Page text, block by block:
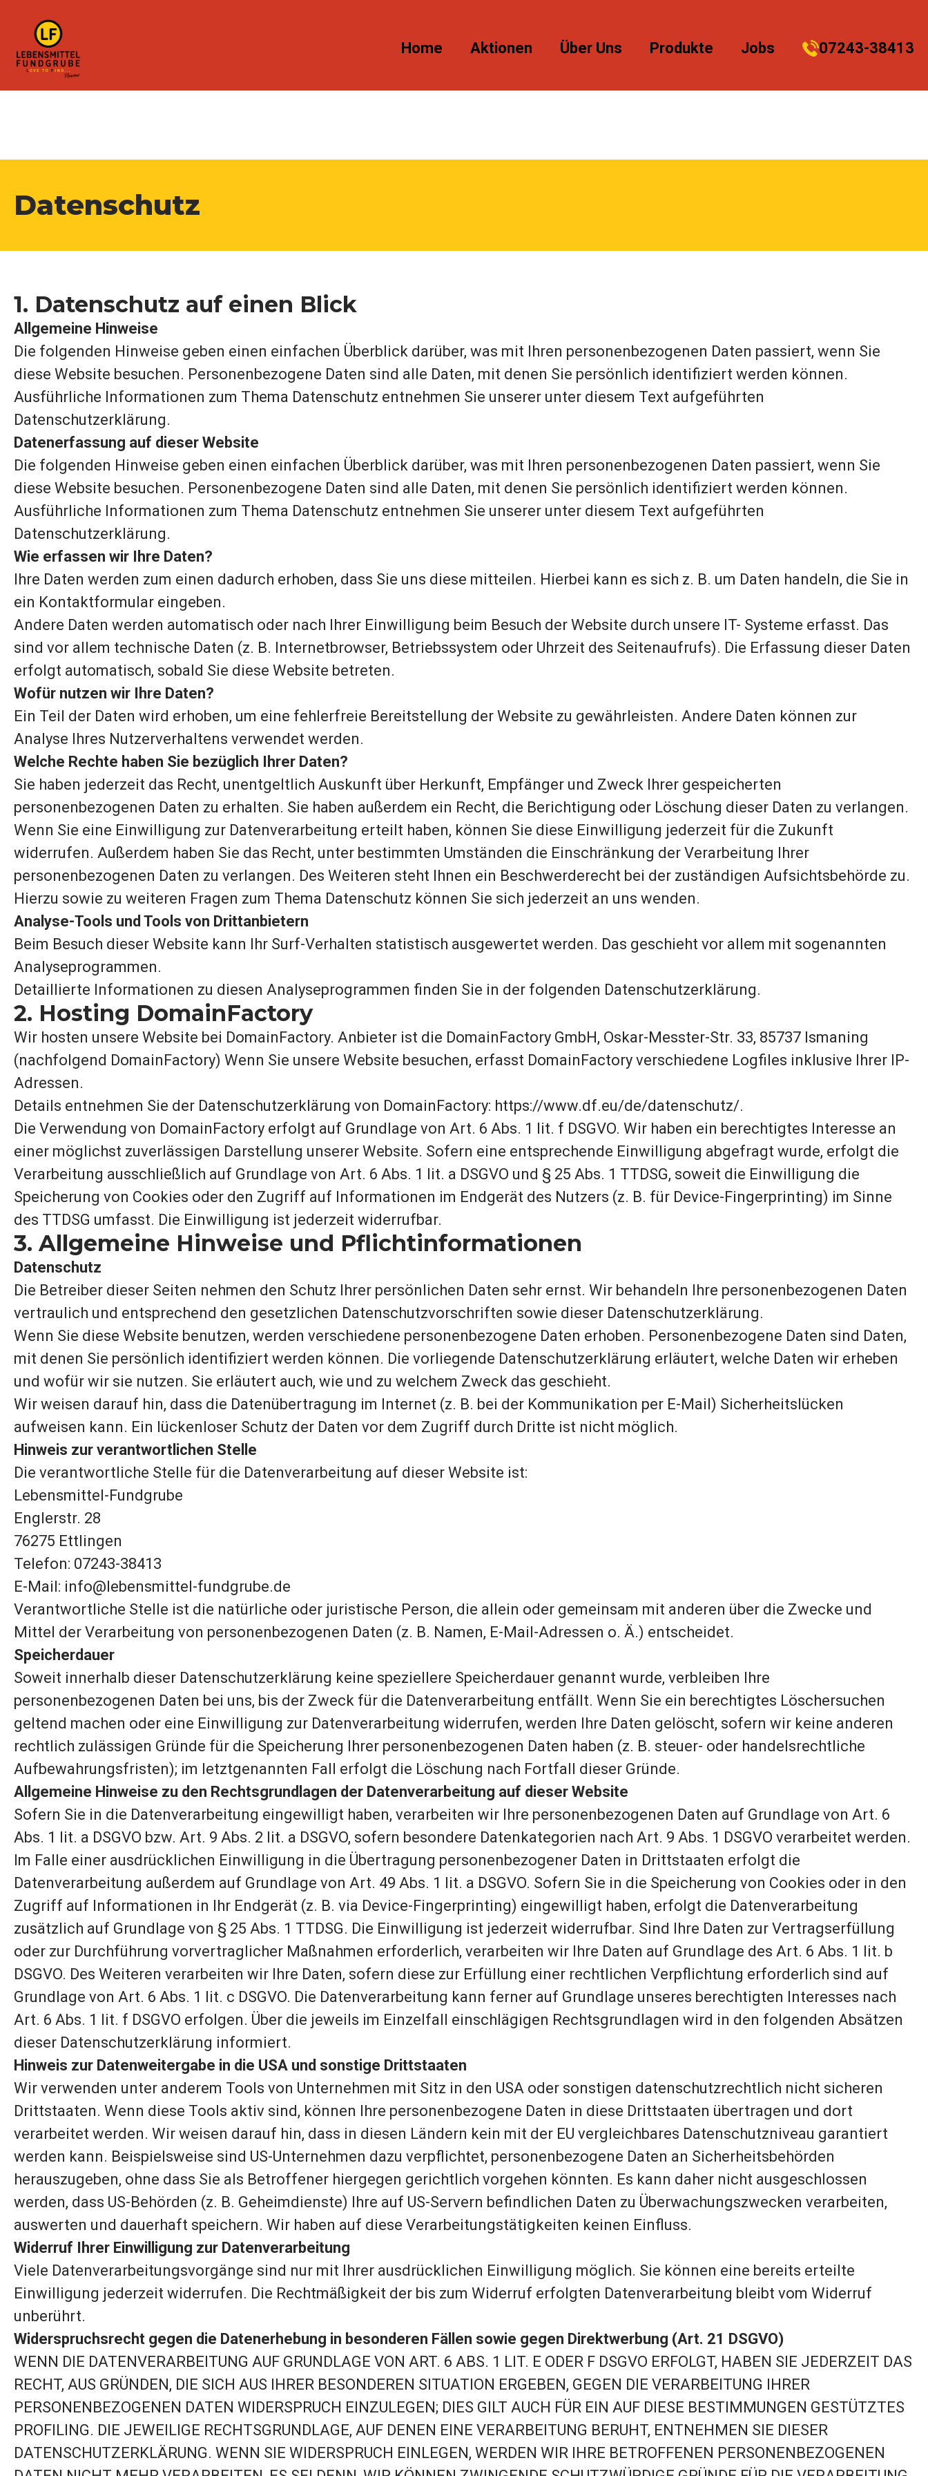
Home Aktionen Über Uns Produkte Jobs 07243-38413
Datenschutz
1. Datenschutz auf einen Blick
Allgemeine Hinweise
Die folgenden Hinweise geben einen einfachen Überblick darüber, was mit Ihren personenbezogenen Daten passiert, wenn Sie
diese Website besuchen. Personenbezogene Daten sind alle Daten, mit denen Sie persönlich identifiziert werden können.
Ausführliche Informationen zum Thema Datenschutz entnehmen Sie unserer unter diesem Text aufgeführten
Datenschutzerklärung.
Datenerfassung auf dieser Website
Die folgenden Hinweise geben einen einfachen Überblick darüber, was mit Ihren personenbezogenen Daten passiert, wenn Sie
diese Website besuchen. Personenbezogene Daten sind alle Daten, mit denen Sie persönlich identifiziert werden können.
Ausführliche Informationen zum Thema Datenschutz entnehmen Sie unserer unter diesem Text aufgeführten
Datenschutzerklärung.
Wie erfassen wir Ihre Daten?
Ihre Daten werden zum einen dadurch erhoben, dass Sie uns diese mitteilen. Hierbei kann es sich z. B. um Daten handeln, die Sie in
ein Kontaktformular eingeben.
Andere Daten werden automatisch oder nach Ihrer Einwilligung beim Besuch der Website durch unsere IT- Systeme erfasst. Das
sind vor allem technische Daten (z. B. Internetbrowser, Betriebssystem oder Uhrzeit des Seitenaufrufs). Die Erfassung dieser Daten
erfolgt automatisch, sobald Sie diese Website betreten.
Wofür nutzen wir Ihre Daten?
Ein Teil der Daten wird erhoben, um eine fehlerfreie Bereitstellung der Website zu gewährleisten. Andere Daten können zur
Analyse Ihres Nutzerverhaltens verwendet werden.
Welche Rechte haben Sie bezüglich Ihrer Daten?
Sie haben jederzeit das Recht, unentgeltlich Auskunft über Herkunft, Empfänger und Zweck Ihrer gespeicherten
personenbezogenen Daten zu erhalten. Sie haben außerdem ein Recht, die Berichtigung oder Löschung dieser Daten zu verlangen.
Wenn Sie eine Einwilligung zur Datenverarbeitung erteilt haben, können Sie diese Einwilligung jederzeit für die Zukunft
widerrufen. Außerdem haben Sie das Recht, unter bestimmten Umständen die Einschränkung der Verarbeitung Ihrer
personenbezogenen Daten zu verlangen. Des Weiteren steht Ihnen ein Beschwerderecht bei der zuständigen Aufsichtsbehörde zu.
Hierzu sowie zu weiteren Fragen zum Thema Datenschutz können Sie sich jederzeit an uns wenden.
Analyse-Tools und Tools von Drittanbietern
Beim Besuch dieser Website kann Ihr Surf-Verhalten statistisch ausgewertet werden. Das geschieht vor allem mit sogenannten
Analyseprogrammen.
Detaillierte Informationen zu diesen Analyseprogrammen finden Sie in der folgenden Datenschutzerklärung.
2. Hosting DomainFactory
Wir hosten unsere Website bei DomainFactory. Anbieter ist die DomainFactory GmbH, Oskar-Messter-Str. 33, 85737 Ismaning
(nachfolgend DomainFactory) Wenn Sie unsere Website besuchen, erfasst DomainFactory verschiedene Logfiles inklusive Ihrer IP-
Adressen.
Details entnehmen Sie der Datenschutzerklärung von DomainFactory: https://www.df.eu/de/datenschutz/.
Die Verwendung von DomainFactory erfolgt auf Grundlage von Art. 6 Abs. 1 lit. f DSGVO. Wir haben ein berechtigtes Interesse an
einer möglichst zuverlässigen Darstellung unserer Website. Sofern eine entsprechende Einwilligung abgefragt wurde, erfolgt die
Verarbeitung ausschließlich auf Grundlage von Art. 6 Abs. 1 lit. a DSGVO und § 25 Abs. 1 TTDSG, soweit die Einwilligung die
Speicherung von Cookies oder den Zugriff auf Informationen im Endgerät des Nutzers (z. B. für Device-Fingerprinting) im Sinne
des TTDSG umfasst. Die Einwilligung ist jederzeit widerrufbar.
3. Allgemeine Hinweise und Pflichtinformationen
Datenschutz
Die Betreiber dieser Seiten nehmen den Schutz Ihrer persönlichen Daten sehr ernst. Wir behandeln Ihre personenbezogenen Daten
vertraulich und entsprechend den gesetzlichen Datenschutzvorschriften sowie dieser Datenschutzerklärung.
Wenn Sie diese Website benutzen, werden verschiedene personenbezogene Daten erhoben. Personenbezogene Daten sind Daten,
mit denen Sie persönlich identifiziert werden können. Die vorliegende Datenschutzerklärung erläutert, welche Daten wir erheben
und wofür wir sie nutzen. Sie erläutert auch, wie und zu welchem Zweck das geschieht.
Wir weisen darauf hin, dass die Datenübertragung im Internet (z. B. bei der Kommunikation per E-Mail) Sicherheitslücken
aufweisen kann. Ein lückenloser Schutz der Daten vor dem Zugriff durch Dritte ist nicht möglich.
Hinweis zur verantwortlichen Stelle
Die verantwortliche Stelle für die Datenverarbeitung auf dieser Website ist:
Lebensmittel-Fundgrube
Englerstr. 28
76275 Ettlingen
Telefon: 07243-38413
E-Mail: info@lebensmittel-fundgrube.de
Verantwortliche Stelle ist die natürliche oder juristische Person, die allein oder gemeinsam mit anderen über die Zwecke und
Mittel der Verarbeitung von personenbezogenen Daten (z. B. Namen, E-Mail-Adressen o. Ä.) entscheidet.
Speicherdauer
Soweit innerhalb dieser Datenschutzerklärung keine speziellere Speicherdauer genannt wurde, verbleiben Ihre
personenbezogenen Daten bei uns, bis der Zweck für die Datenverarbeitung entfällt. Wenn Sie ein berechtigtes Löschersuchen
geltend machen oder eine Einwilligung zur Datenverarbeitung widerrufen, werden Ihre Daten gelöscht, sofern wir keine anderen
rechtlich zulässigen Gründe für die Speicherung Ihrer personenbezogenen Daten haben (z. B. steuer- oder handelsrechtliche
Aufbewahrungsfristen); im letztgenannten Fall erfolgt die Löschung nach Fortfall dieser Gründe.
Allgemeine Hinweise zu den Rechtsgrundlagen der Datenverarbeitung auf dieser Website
Sofern Sie in die Datenverarbeitung eingewilligt haben, verarbeiten wir Ihre personenbezogenen Daten auf Grundlage von Art. 6
Abs. 1 lit. a DSGVO bzw. Art. 9 Abs. 2 lit. a DSGVO, sofern besondere Datenkategorien nach Art. 9 Abs. 1 DSGVO verarbeitet werden.
Im Falle einer ausdrücklichen Einwilligung in die Übertragung personenbezogener Daten in Drittstaaten erfolgt die
Datenverarbeitung außerdem auf Grundlage von Art. 49 Abs. 1 lit. a DSGVO. Sofern Sie in die Speicherung von Cookies oder in den
Zugriff auf Informationen in Ihr Endgerät (z. B. via Device-Fingerprinting) eingewilligt haben, erfolgt die Datenverarbeitung
zusätzlich auf Grundlage von § 25 Abs. 1 TTDSG. Die Einwilligung ist jederzeit widerrufbar. Sind Ihre Daten zur Vertragserfüllung
oder zur Durchführung vorvertraglicher Maßnahmen erforderlich, verarbeiten wir Ihre Daten auf Grundlage des Art. 6 Abs. 1 lit. b
DSGVO. Des Weiteren verarbeiten wir Ihre Daten, sofern diese zur Erfüllung einer rechtlichen Verpflichtung erforderlich sind auf
Grundlage von Art. 6 Abs. 1 lit. c DSGVO. Die Datenverarbeitung kann ferner auf Grundlage unseres berechtigten Interesses nach
Art. 6 Abs. 1 lit. f DSGVO erfolgen. Über die jeweils im Einzelfall einschlägigen Rechtsgrundlagen wird in den folgenden Absätzen
dieser Datenschutzerklärung informiert.
Hinweis zur Datenweitergabe in die USA und sonstige Drittstaaten
Wir verwenden unter anderem Tools von Unternehmen mit Sitz in den USA oder sonstigen datenschutzrechtlich nicht sicheren
Drittstaaten. Wenn diese Tools aktiv sind, können Ihre personenbezogene Daten in diese Drittstaaten übertragen und dort
verarbeitet werden. Wir weisen darauf hin, dass in diesen Ländern kein mit der EU vergleichbares Datenschutzniveau garantiert
werden kann. Beispielsweise sind US-Unternehmen dazu verpflichtet, personenbezogene Daten an Sicherheitsbehörden
herauszugeben, ohne dass Sie als Betroffener hiergegen gerichtlich vorgehen könnten. Es kann daher nicht ausgeschlossen
werden, dass US-Behörden (z. B. Geheimdienste) Ihre auf US-Servern befindlichen Daten zu Überwachungszwecken verarbeiten,
auswerten und dauerhaft speichern. Wir haben auf diese Verarbeitungstätigkeiten keinen Einfluss.
Widerruf Ihrer Einwilligung zur Datenverarbeitung
Viele Datenverarbeitungsvorgänge sind nur mit Ihrer ausdrücklichen Einwilligung möglich. Sie können eine bereits erteilte
Einwilligung jederzeit widerrufen. Die Rechtmäßigkeit der bis zum Widerruf erfolgten Datenverarbeitung bleibt vom Widerruf
unberührt.
Widerspruchsrecht gegen die Datenerhebung in besonderen Fällen sowie gegen Direktwerbung (Art. 21 DSGVO)
WENN DIE DATENVERARBEITUNG AUF GRUNDLAGE VON ART. 6 ABS. 1 LIT. E ODER F DSGVO ERFOLGT, HABEN SIE JEDERZEIT DAS
RECHT, AUS GRÜNDEN, DIE SICH AUS IHRER BESONDEREN SITUATION ERGEBEN, GEGEN DIE VERARBEITUNG IHRER
PERSONENBEZOGENEN DATEN WIDERSPRUCH EINZULEGEN; DIES GILT AUCH FÜR EIN AUF DIESE BESTIMMUNGEN GESTÜTZTES
PROFILING. DIE JEWEILIGE RECHTSGRUNDLAGE, AUF DENEN EINE VERARBEITUNG BERUHT, ENTNEHMEN SIE DIESER
DATENSCHUTZERKLÄRUNG. WENN SIE WIDERSPRUCH EINLEGEN, WERDEN WIR IHRE BETROFFENEN PERSONENBEZOGENEN